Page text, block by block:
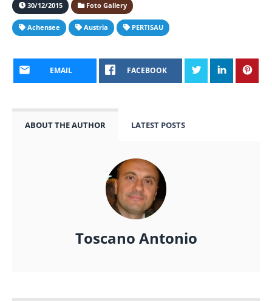
30/12/2015 Foto Gallery
Achensee Austria PERTISAU
EMAIL FACEBOOK
ABOUT THE AUTHOR LATEST POSTS
Toscano Antonio